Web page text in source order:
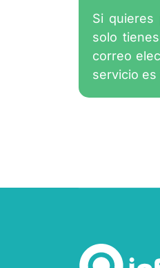
Si quieres
solo
correo
servicio